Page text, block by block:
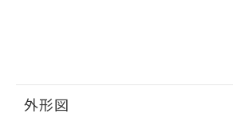
外形図
下記の非含有証明書をダウンロ
とができます。